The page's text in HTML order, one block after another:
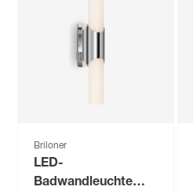
Briloner
LED-
Badwandleuchte